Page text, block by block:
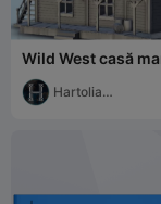
Wild West casă
turn de apă -
ACW SUA U
Hartolia